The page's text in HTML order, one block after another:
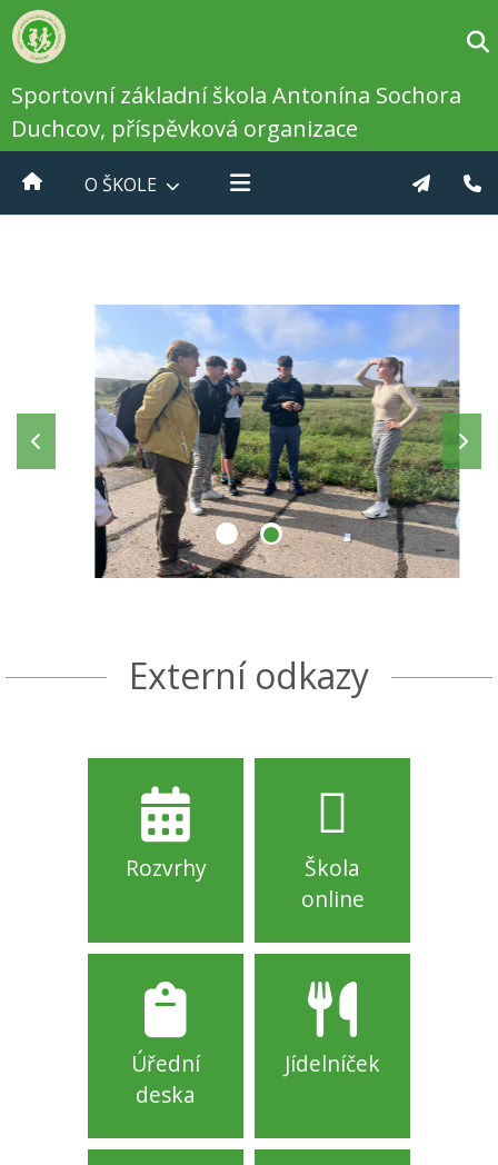
Sportovní základní škola Antonína Sochora
Duchcov, příspěvková organizace
O ŠKOLE
Externí odkazy
Rozvrhy
Škola
online
Úřední
deska
Jídelníček